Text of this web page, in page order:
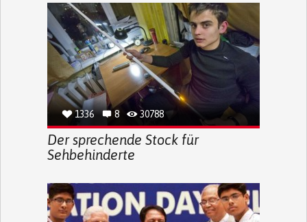
1336 8 30788
Der sprechende Stock für
Sehbehinderte